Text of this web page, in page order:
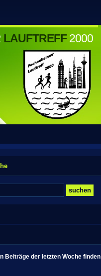
LAUFTREFF2000
Beiträge der letzten Woche finden